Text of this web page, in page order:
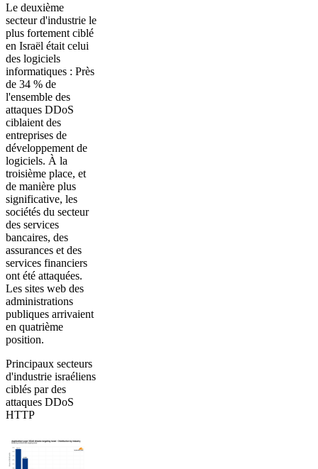
Le deuxième
secteur d'industrie le
plus fortement ciblé
en Israël était celui
des logiciels
informatiques : Près
de 34 % de
l'ensemble des
attaques DDoS
ciblaient des
entreprises de
développement de
logiciels. À la
troisième place, et
de manière plus
significative, les
sociétés du secteur
des services
bancaires, des
assurances et des
services financiers
ont été attaquées.
Les sites web des
administrations
publiques arrivaient
en quatrième
position.
Principaux secteurs
d'industrie israéliens
ciblés par des
attaques DDoS
HTTP